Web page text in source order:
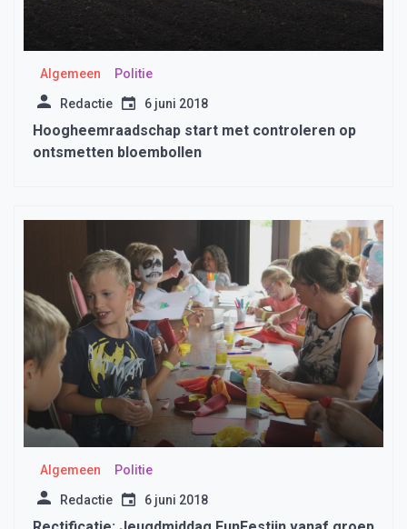
Algemeen Politie
Redactie 6 juni 2018
Hoogheemraadschap start met controleren op
ontsmetten bloembollen
Algemeen Politie
Redactie 6 juni 2018